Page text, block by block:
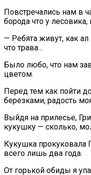
Повстречались нам в
борода что у лесовика,
— Ребята живут, как ал
что трава…
Было любо, что нам
цветом.
Перед тем как пойти
березками, радость
Выйдя на прилесье,
кукушку — сколько,
Кукушка прокуковала
всего лишь два года.
От горькой обиды я